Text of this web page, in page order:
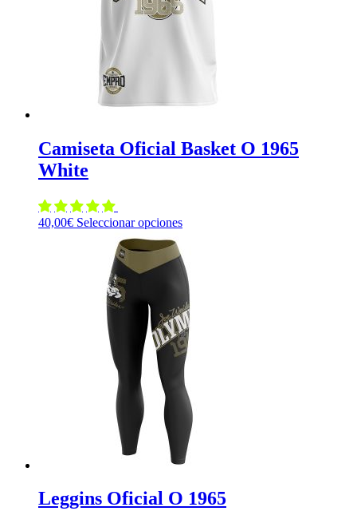
en
Camiseta Oficial Basket O 1965
White
40,00€ Seleccionar opcionesEste
múltiples
variantes.
Las
opciones
se
pueden
elegir
en
la
página
de
producto
Leggins Oficial O 1965